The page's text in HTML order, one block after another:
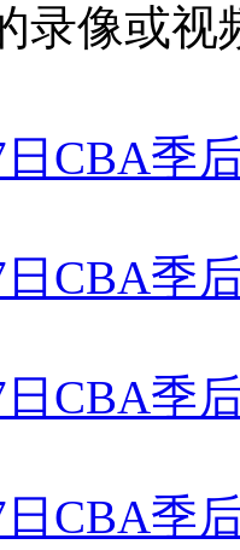
录像或
日CBA季
日CBA季
日CBA季
日CBA季